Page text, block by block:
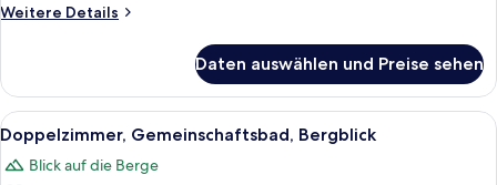
Weitere Details
Weitere
Gemeinschaftsbad
Daten auswählen und Preise sehen
Alle
Fotos
für
Doppelzimmer, Gemeinschaftsbad,
9
Doppelzimmer, Gemeinschaftsbad, Bergblick
Blick auf die Berge